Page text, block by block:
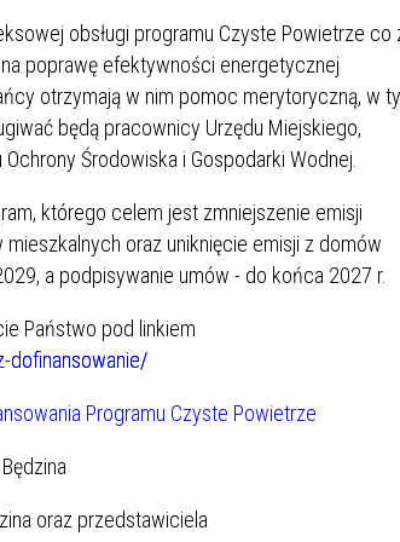
PROGRAM WSPARCIA
3+ GÓRĄ!"
BĘDZIŃSKA KARTA SENIORA
PARK
REJESTR DANYCH
KONTAKTOWYCH (RDK)
UCZNIÓW
DOFINANSOWANIE
KSZTAŁCENIA
MŁODOCIANYCH
ZADANIA DOFINANSOWANE
BUDŻETU PAŃSTWA
SZKÓŁ” Z WOJEWÓDZKIEGO
FUNDUSZU OCHRONY
WODNEJ W KATOWICACH
DZIECI I
obsługi programu Czyste Powietrze co
poprawę efektywności energetycznej
otrzymają w nim pomoc merytoryczną, w
będą pracownicy Urzędu Miejskiego,
Środowiska i Gospodarki Wodnej.
którego celem jest zmniejszenie emisji
oraz uniknięcie emisji z domów
a podpisywanie umów - do końca 2027 r.
Państwo pod linkiem
dofinansowanie/